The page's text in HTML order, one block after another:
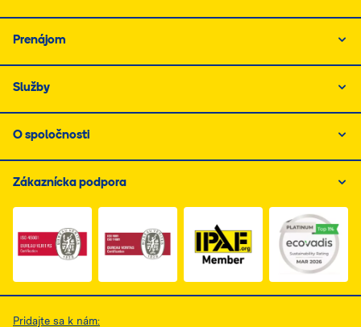
Prenájom
Služby
O spoločnosti
Zákaznícka podpora
Link do dokumentu PDF z certyfikatem ISO 1, otwiera
Link do dokumentu PDF z certyfikatem
Link do dokumentu
Pridajte sa k nám: